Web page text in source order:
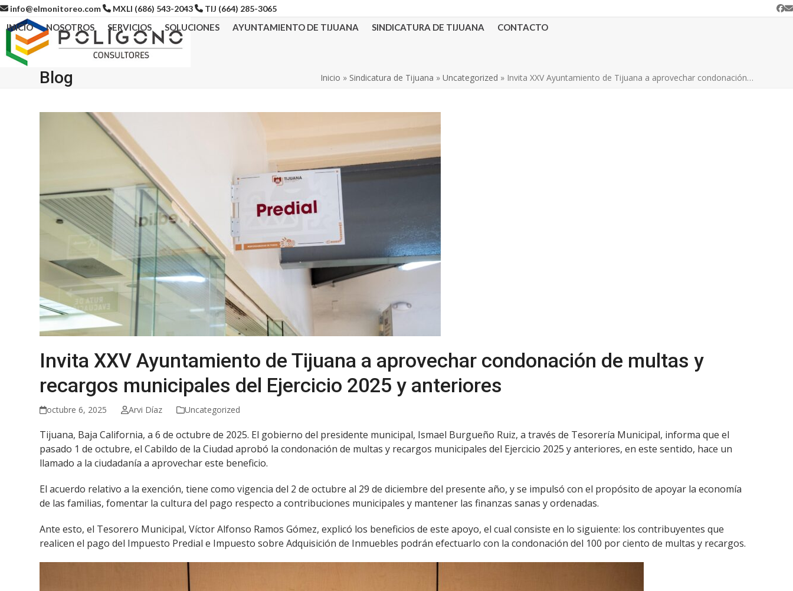
Skip
content
info@elmonitoreo.com MXLI (686) 543-2043 TIJ (664) 285-3065
INICIO NOSOTROS SERVICIOS SOLUCIONES AYUNTAMIENTO DE TIJUANA SINDICATURA DE TIJUANA CONTACTO
Blog Inicio » Sindicatura de Tijuana » Uncategorized » Invita XXV Ayuntamiento de Tijuana a aprovechar condonación…
Invita XXV Ayuntamiento de Tijuana a aprovechar condonación de multas y
recargos municipales del Ejercicio 2025 y anteriores
octubre 6, 2025 Arvi Díaz Uncategorized
Tijuana, Baja California, a 6 de octubre de 2025. El gobierno del presidente municipal, Ismael Burgueño Ruiz, a través de Tesorería Municipal, informa que el
pasado 1 de octubre, el Cabildo de la Ciudad aprobó la condonación de multas y recargos municipales del Ejercicio 2025 y anteriores, en este sentido, hace un
llamado a la ciudadanía a aprovechar este beneficio.
El acuerdo relativo a la exención, tiene como vigencia del 2 de octubre al 29 de diciembre del presente año, y se impulsó con el propósito de apoyar la economía
de las familias, fomentar la cultura del pago respecto a contribuciones municipales y mantener las finanzas sanas y ordenadas.
Ante esto, el Tesorero Municipal, Víctor Alfonso Ramos Gómez, explicó los beneficios de este apoyo, el cual consiste en lo siguiente: los contribuyentes que
realicen el pago del Impuesto Predial e Impuesto sobre Adquisición de Inmuebles podrán efectuarlo con la condonación del 100 por ciento de multas y recargos.